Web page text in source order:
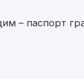
– паспорт